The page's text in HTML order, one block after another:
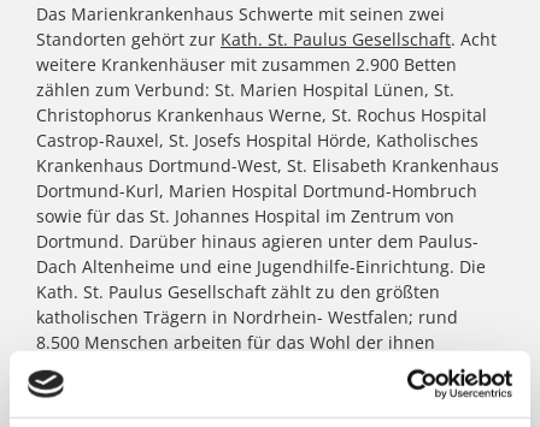
Das Marienkrankenhaus Schwerte mit seinen zwei
Standorten gehört zur Kath. St. Paulus Gesellschaft. Acht
weitere Krankenhäuser mit zusammen 2.900 Betten
zählen zum Verbund: St. Marien Hospital Lünen, St.
Christophorus Krankenhaus Werne, St. Rochus Hospital
Castrop-Rauxel, St. Josefs Hospital Hörde, Katholisches
Krankenhaus Dortmund-West, St. Elisabeth Krankenhaus
Dortmund-Kurl, Marien Hospital Dortmund-Hombruch
sowie für das St. Johannes Hospital im Zentrum von
Dortmund. Darüber hinaus agieren unter dem Paulus-
Dach Altenheime und eine Jugendhilfe-Einrichtung. Die
Kath. St. Paulus Gesellschaft zählt zu den größten
katholischen Trägern in Nordrhein- Westfalen; rund
8.500 Menschen arbeiten für das Wohl der ihnen
anvertrauten Patient:innen, Bewohner:innen, Kinder und
Jugendlichen.